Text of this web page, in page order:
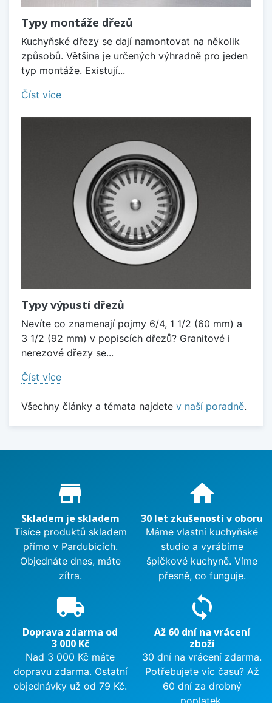
Typy montáže dřezů
Kuchyňské dřezy se dají namontovat na několik
způsobů. Většina je určených výhradně pro jeden
typ montáže. Existují...
Číst více
Typy výpustí dřezů
Nevíte co znamenají pojmy 6/4, 1 1/2 (60 mm) a
3 1/2 (92 mm) v popiscích dřezů? Granitové i
nerezové dřezy se...
Číst více
Všechny články a témata najdete v naší poradně.
Proč nakupovat u nás?
store_mall_directory
Skladem je skladem
Tisíce produktů skladem
přímo v Pardubicích.
Objednáte dnes, máte
zítra.
home
30 let zkušeností v oboru
Máme vlastní kuchyňské
studio a vyrábíme
špičkové kuchyně. Víme
přesně, co funguje.
local_shipping
Doprava zdarma od
3 000 Kč
Nad 3 000 Kč máte
dopravu zdarma. Ostatní
objednávky už od 79 Kč.
sync
Až 60 dní na vrácení
zboží
30 dní na vrácení zdarma.
Potřebujete víc času? Až
60 dní za drobný
poplatek.